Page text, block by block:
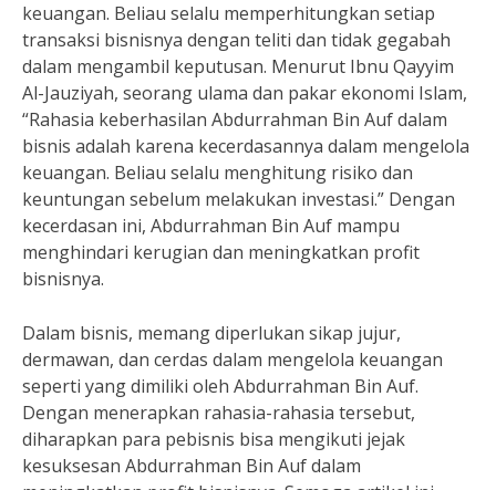
keuangan. Beliau selalu memperhitungkan setiap
transaksi bisnisnya dengan teliti dan tidak gegabah
dalam mengambil keputusan. Menurut Ibnu Qayyim
Al-Jauziyah, seorang ulama dan pakar ekonomi Islam,
“Rahasia keberhasilan Abdurrahman Bin Auf dalam
bisnis adalah karena kecerdasannya dalam mengelola
keuangan. Beliau selalu menghitung risiko dan
keuntungan sebelum melakukan investasi.” Dengan
kecerdasan ini, Abdurrahman Bin Auf mampu
menghindari kerugian dan meningkatkan profit
bisnisnya.
Dalam bisnis, memang diperlukan sikap jujur,
dermawan, dan cerdas dalam mengelola keuangan
seperti yang dimiliki oleh Abdurrahman Bin Auf.
Dengan menerapkan rahasia-rahasia tersebut,
diharapkan para pebisnis bisa mengikuti jejak
kesuksesan Abdurrahman Bin Auf dalam